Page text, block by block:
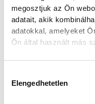
megosztjuk az Ön
adatait, akik
adatokkal, amelyeket
Ön által használt más
Elengedhetetlen